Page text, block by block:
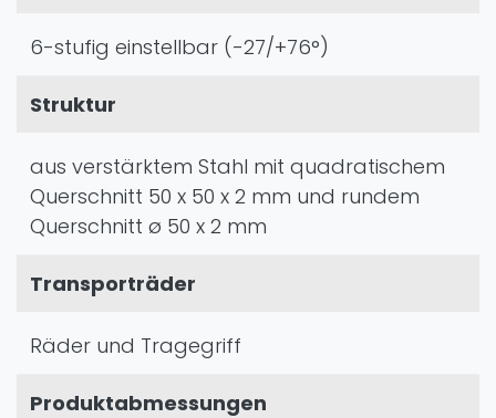
6-stufig einstellbar (-27/+76°)
Struktur
aus verstärktem Stahl mit quadratischem
Querschnitt 50 x 50 x 2 mm und rundem
Querschnitt ø 50 x 2 mm
Transporträder
Räder und Tragegriff
Produktabmessungen